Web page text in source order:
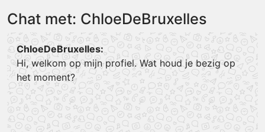
Chat met: ChloeDeBruxelles
ChloeDeBruxelles:
Hi, welkom op mijn profiel. Wat houd je bezig op
het moment?